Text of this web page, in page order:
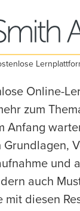
Online-
zum
Anfang
und
auch
mit diesen